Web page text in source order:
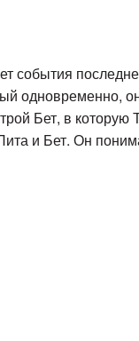
события
одновременно,
Бет, в которую
и Бет. Он